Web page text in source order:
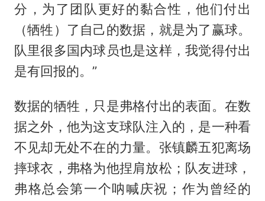
分，为了团队更好的黏合性，他们付出
（牺牲）了自己的数据，就是为了赢球。
队里很多国内球员也是这样，我觉得付出
是有回报的。”
数据的牺牲，只是弗格付出的表面。在数
据之外，他为这支球队注入的，是一种看
不见却无处不在的力量。张镇麟五犯离场
摔球衣，弗格为他捏肩放松；队友进球，
弗格总会第一个呐喊庆祝；作为曾经的